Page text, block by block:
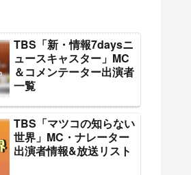
TBS「新・情報7daysニ
ュースキャスター」MC
＆コメンテーター出演者
一覧
TBS「マツコの知らない
世界」MC・ナレーター
出演者情報&放送リスト